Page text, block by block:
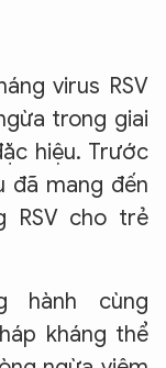
virus RSV
trong giai
hiệu. Trước
đã mang đến
RSV cho trẻ
hành cùng
kháng thể